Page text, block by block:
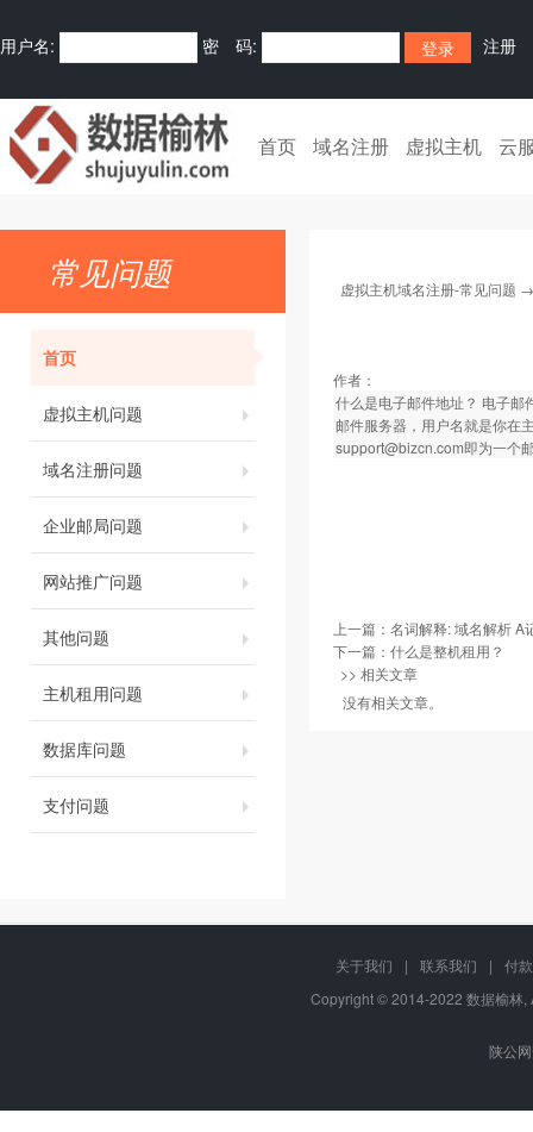
用户名: 密 码: 注册
首页 域名注册 虚拟主机 云
常见问题
首页
虚拟主机问题
域名注册问题
企业邮局问题
网站推广问题
其他问题
主机租用问题
数据库问题
支付问题
虚拟主机域名注册-常见问题
作者：
什么是电子邮件地址？ 电子邮
邮件服务器，用户名就是你在
support@bizcn.com即为一个
上一篇： 名词解释: 域名解析 A
下一篇： 什么是整机租用？
>> 相关文章
没有相关文章。
关于我们 | 联系我们 |
付
Copyright © 2014-2022 数据榆
陕公